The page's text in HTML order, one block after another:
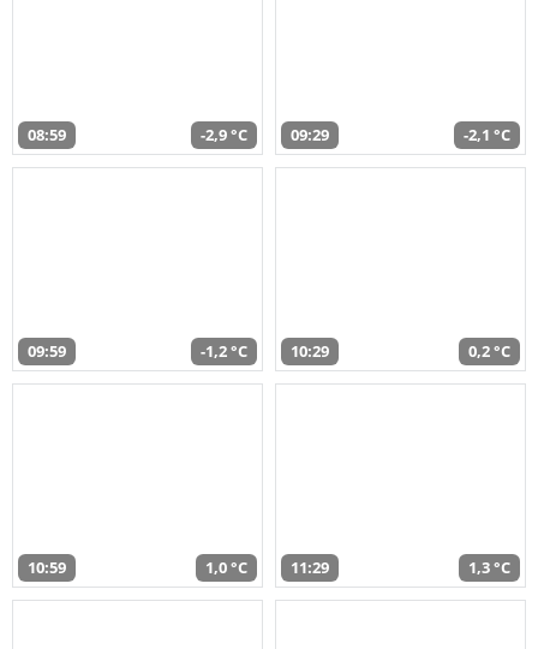
08:59 -2,9 °C 09:29 -2,1 °C
09:59 -1,2 °C 10:29 0,2 °C
10:59 1,0 °C 11:29 1,3 °C